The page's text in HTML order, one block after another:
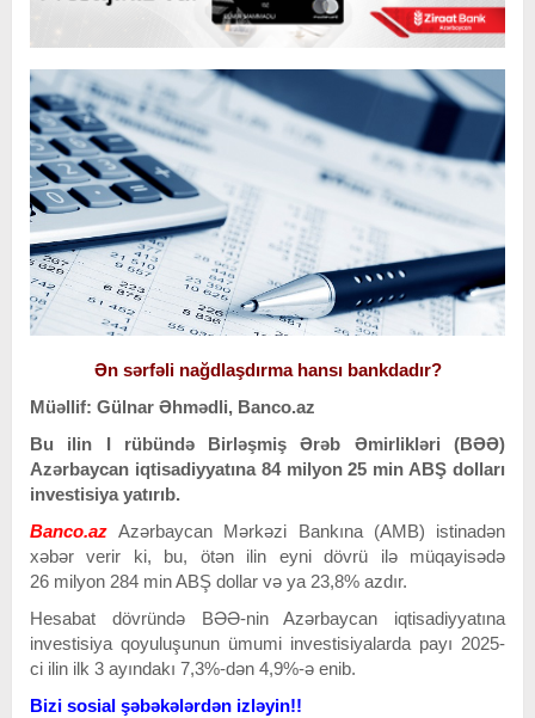
Ən sərfəli nağdlaşdırma hansı bankdadır?
Müəllif: Gülnar Əhmədli, Banco.az
Bu ilin I rübündə Birləşmiş Ərəb Əmirlikləri (BƏƏ)
Azərbaycan iqtisadiyyatına 84 milyon 25 min ABŞ dolları
investisiya yatırıb.
Banco.azAzərbaycan Mərkəzi Bankına (AMB) istinadən
xəbər verir ki, bu, ötən ilin eyni dövrü ilə müqayisədə
26 milyon 284 min ABŞ dollar və ya 23,8% azdır.
Hesabat dövründə BƏƏ-nin Azərbaycan iqtisadiyyatına
investisiya qoyuluşunun ümumi investisiyalarda payı 2025-
ci ilin ilk 3 ayındakı 7,3%-dən 4,9%-ə enib.
Bizi sosial şəbəkələrdən izləyin!!